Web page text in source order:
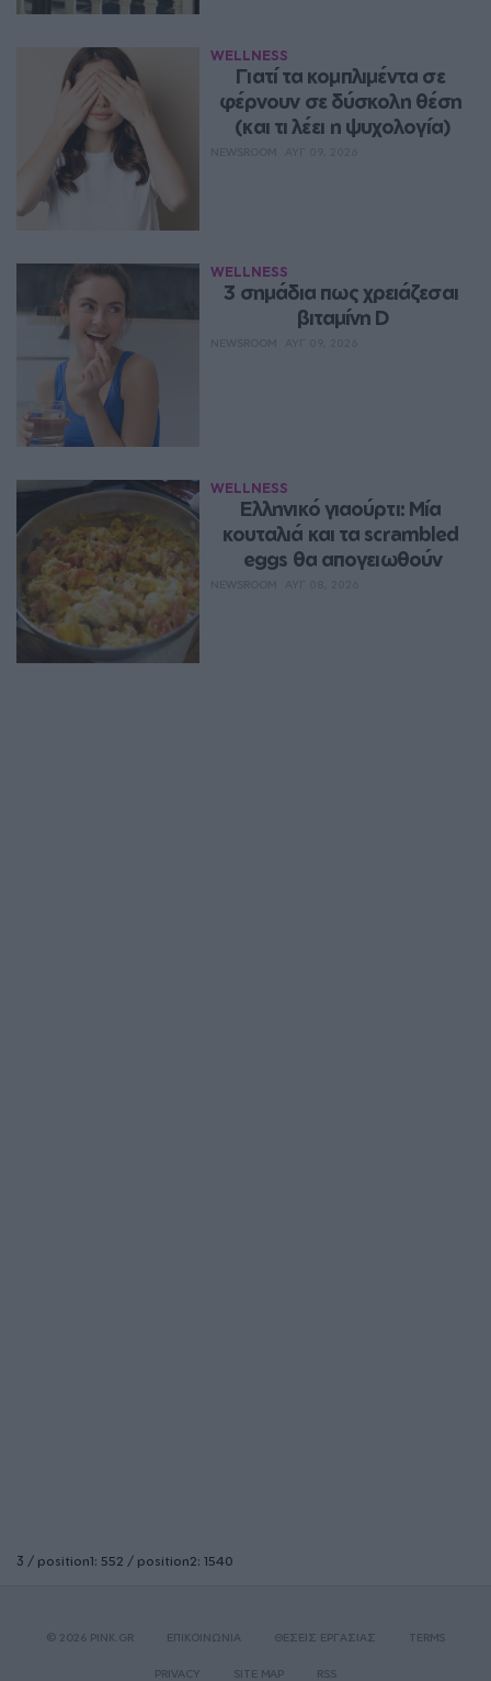
WELLNESS
Γιατί τα κομπλιμέντα σε
φέρνουν σε δύσκολη θέση
(και τι λέει η ψυχολογία)
WELLNESS
3 σημάδια πως χρειάζεσαι
βιταμίνη D
WELLNESS
Ελληνικό γιαούρτι: Μία
κουταλιά και τα scrambled
eggs θα απογειωθούν
3 / position1: 552 / position2: 1540
© 2026 PINK.GR ΕΠΙΚΟΙΝΩΝΙΑ ΘΕΣΕΙΣ ΕΡΓΑΣΙΑΣ TERMS
PRIVACY SITE MAP RSS